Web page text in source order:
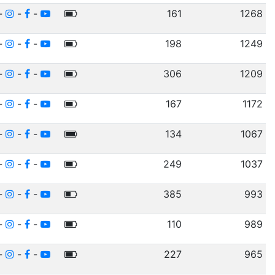
- - 161 1268
- - 198 1249
- - 306 1209
- - 167 1172
- - 134 1067
- - 249 1037
- - 385 993
- - 110 989
- - 227 965